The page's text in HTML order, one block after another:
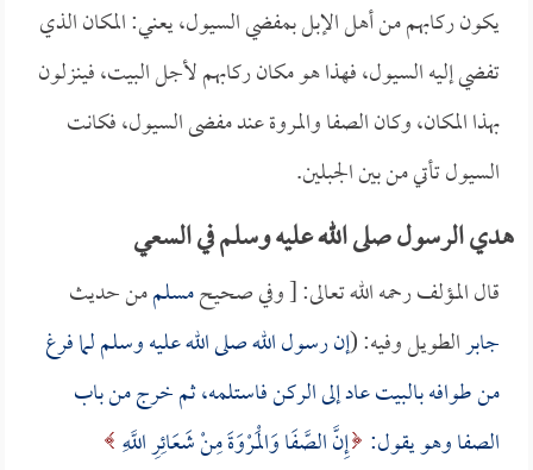
يكون ركابهم من أهل الإبل بمفضي السيول، يعني: المكان الذي
تفضي إليه السيول، فهذا هو مكان ركابهم لأجل البيت، فينزلون
بهذا المكان، وكان الصفا والمروة عند مفضى السيول، فكانت
السيول تأتي من بين الجبلين.
هدي الرسول صلى الله عليه وسلم في السعي
قال المؤلف رحمه الله تعالى: [ وفي صحيحمسلممن حديث
جابرالطويل وفيه: (إن رسول الله صلى الله عليه وسلم لما فرغ
من طوافه بالبيت عاد إلى الركن فاستلمه، ثم خرج من باب
الصفا وهو يقول: إِنَّ الصَّفَا وَالْمَرْوَةَ مِنْ شَعَائِرِ اللَّهِ